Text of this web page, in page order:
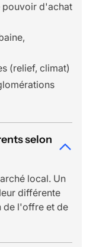
pouvoir d'achat
(relief, climat)
selon
local. Un
différente
de l'offre et de